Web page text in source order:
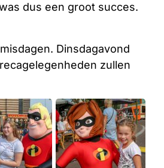
dus een groot succes.
Dinsdagavond
zullen